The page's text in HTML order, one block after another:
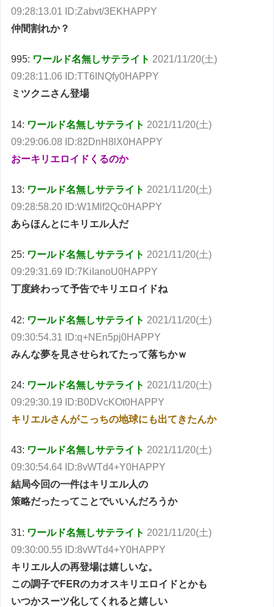
09:28:13.01 ID:Zabvt/3EKHAPPY
仲間割れか？
995: ワールド名無しサテライト 2021/11/20(土)
09:28:11.06 ID:TT6INQfy0HAPPY
ミツクニさん登場
14: ワールド名無しサテライト 2021/11/20(土)
09:29:06.08 ID:82DnH8lX0HAPPY
おーキリエロイドくるのか
13: ワールド名無しサテライト 2021/11/20(土)
09:28:58.20 ID:W1Mlf2Qc0HAPPY
あらほんとにキリエル人だ
25: ワールド名無しサテライト 2021/11/20(土)
09:29:31.69 ID:7KiIanoU0HAPPY
丁度終わって予告でキリエロイドね
42: ワールド名無しサテライト 2021/11/20(土)
09:30:54.31 ID:q+NEn5pj0HAPPY
みんな夢を見させられてたって落ちかｗ
24: ワールド名無しサテライト 2021/11/20(土)
09:29:30.19 ID:B0DVcKOt0HAPPY
キリエルさんがこっちの地球にも出てきたんか
43: ワールド名無しサテライト 2021/11/20(土)
09:30:54.64 ID:8vWTd4+Y0HAPPY
結局今回の一件はキリエル人の
策略だったってことでいいんだろうか
31: ワールド名無しサテライト 2021/11/20(土)
09:30:00.55 ID:8vWTd4+Y0HAPPY
キリエル人の再登場は嬉しいな。
この調子でFERのカオスキリエロイドとかも
いつかスーツ化してくれると嬉しい